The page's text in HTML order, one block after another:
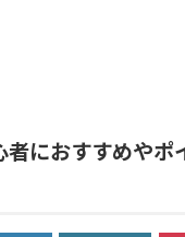
におすすめやポ